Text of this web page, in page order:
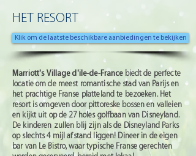
HET RESORT
Klik om de laatste beschikbare aanbiedingen te bekijken
Marriott's Village d'ile-de-Francebiedt de perfecte
locatie om de meest romantische stad van Parijs en
het prachtige Franse platteland te bezoeken. Het
resort is omgeven door pittoreske bossen en valleien
en kijkt uit op de 27 holes golfbaan van Disneyland.
De kinderen zullen blij zijn als de Disneyland Parks
op slechts 4 mijl afstand liggen! Dineer in de eigen
bar van Le Bistro, waar typische Franse gerechten